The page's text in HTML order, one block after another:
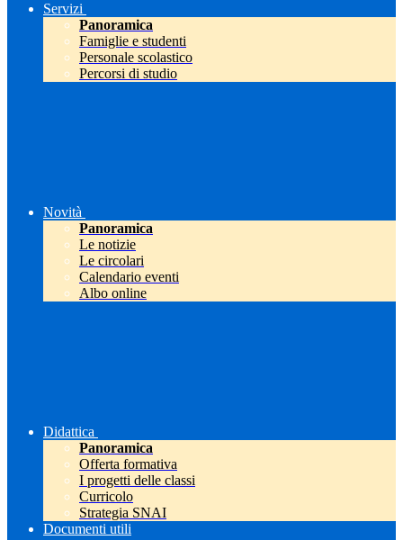
Servizi
Panoramica
Famiglie e studenti
Personale scolastico
Percorsi di studio
Novità
Panoramica
Le notizie
Le circolari
Calendario eventi
Albo online
Didattica
Panoramica
Offerta formativa
I progetti delle classi
Curricolo
Strategia SNAI
Documenti utili